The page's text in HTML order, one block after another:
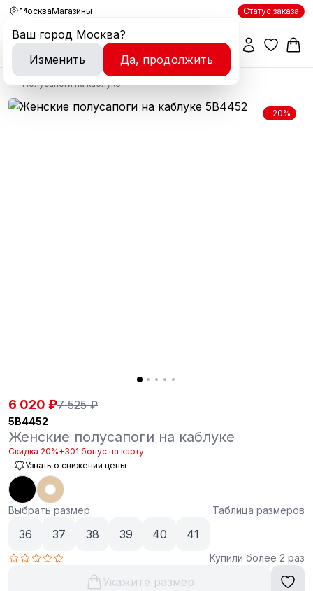
Москва
Ваш город Москва?
Изменить
Да, продолжить
Магазины Статус заказа
Полусапоги на каблуке
-20%
6 020 ₽7 525 ₽
5B4452
Женские полусапоги на каблуке
Скидка 20%+301 бонус на карту
Узнать о снижении цены
Выбрать размер Таблица размеров
36 37 38 39 40 41
Купили более 2 раз
Укажите размер